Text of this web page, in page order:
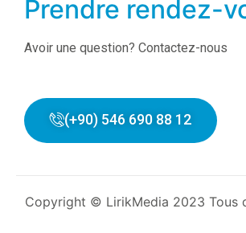
Prendre rendez-
Avoir une question? Contactez-nous
(+90) 546 690 88 12
Copyright © LirikMedia 2023 Tous